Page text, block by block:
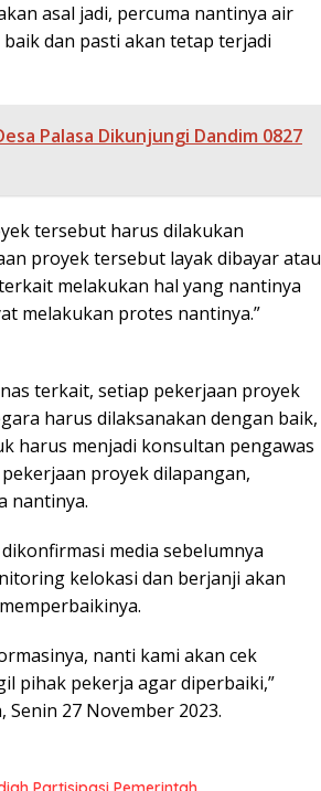
asal jadi, percuma nantinya air
dan pasti akan tetap terjadi
Palasa Dikunjungi Dandim 0827
tersebut harus dilakukan
proyek tersebut layak dibayar atau
melakukan hal yang nantinya
melakukan protes nantinya.”
terkait, setiap pekerjaan proyek
harus dilaksanakan dengan baik,
harus menjadi konsultan pengawas
proyek dilapangan,
nantinya.
media sebelumnya
kelokasi dan berjanji akan
nanti kami akan cek
pihak pekerja agar diperbaiki,”
27 November 2023.